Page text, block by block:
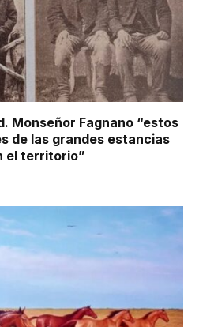
Monseñor Fagnano “estos
de las grandes estancias
el territorio”